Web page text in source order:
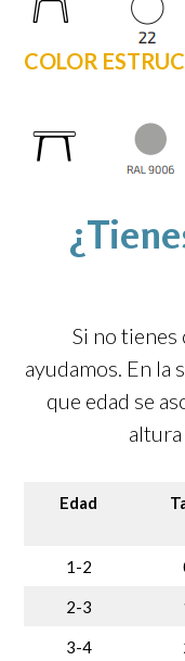
COLOR
Si no tienes
ayudamos. En la
que edad se
altura
Edad
1-2
2-3
3-4